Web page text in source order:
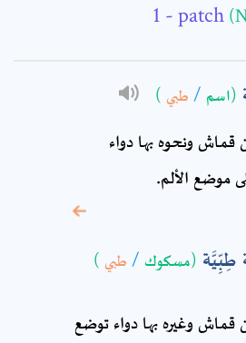
- patch
(اسم / طبي )
ونحوه بها دواء
موضع الألم.
(مسكوك / طبي )
وغيره بها دواء توضع
Full Name: *
Subject: *
Comment: *